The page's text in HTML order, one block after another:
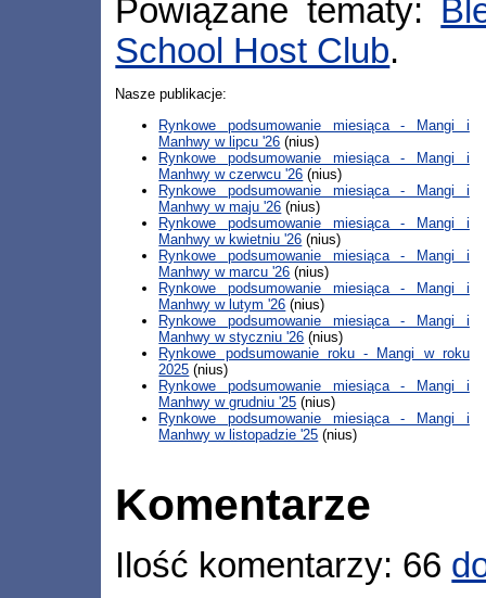
Powiązane tematy:
School Host Club.
Nasze publikacje:
Rynkowe podsumowanie miesiąca - Mangi i
Manhwy w lipcu '26 (nius)
Rynkowe podsumowanie miesiąca - Mangi i
Manhwy w czerwcu '26 (nius)
Rynkowe podsumowanie miesiąca - Mangi i
Manhwy w maju '26 (nius)
Rynkowe podsumowanie miesiąca - Mangi i
Manhwy w kwietniu '26 (nius)
Rynkowe podsumowanie miesiąca - Mangi i
Manhwy w marcu '26 (nius)
Rynkowe podsumowanie miesiąca - Mangi i
Manhwy w lutym '26 (nius)
Rynkowe podsumowanie miesiąca - Mangi i
Manhwy w styczniu '26 (nius)
Rynkowe podsumowanie roku - Mangi w roku
2025 (nius)
Rynkowe podsumowanie miesiąca - Mangi i
Manhwy w grudniu '25 (nius)
Rynkowe podsumowanie miesiąca - Mangi i
Manhwy w listopadzie '25 (nius)
Komentarze
Ilość komentarzy: 66